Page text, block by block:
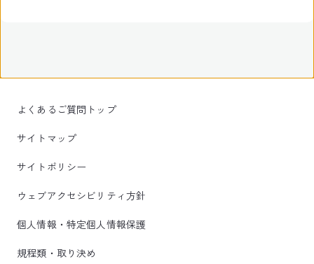
よくあるご質問トップ
サイトマップ
サイトポリシー
ウェブアクセシビリティ方針
個人情報・特定個人情報保護
規程類・取り決め